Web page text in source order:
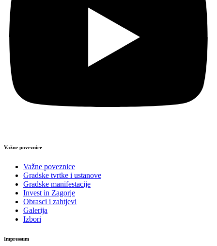
Važne poveznice
Važne poveznice
Gradske tvrtke i ustanove
Gradske manifestacije
Invest in Zagorje
Obrasci i zahtjevi
Galerija
Izbori
Impressum